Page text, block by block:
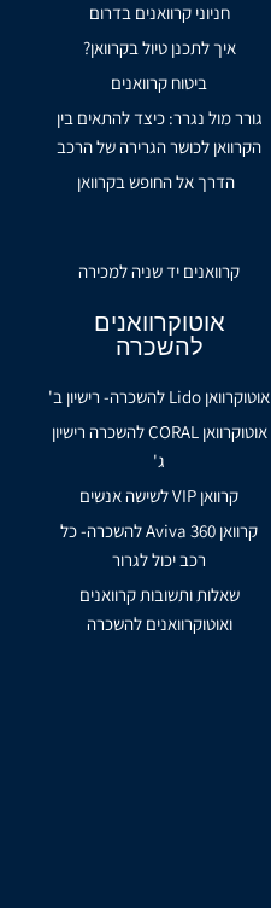
חניוני קרוואנים בדרום
איך לתכנן טיול בקרוואן?
ביטוח קרוואנים
גורר מול נגרר: כיצד להתאים בין
הקרוואן לכושר הגרירה של הרכב
הדרך אל החופש בקרוואן
קרוואנים יד שניה למכירה
אוטוקרוואנים
להשכרה
אוטוקרוואן Lido להשכרה- רישיון ב'
אוטוקרוואן CORAL להשכרה רישיון
ג'
קרוואן VIP לשישה אנשים
קרוואן Aviva 360 להשכרה- כל
רכב יכול לגרור
שאלות ותשובות קרוואנים
ואוטוקרוואנים להשכרה